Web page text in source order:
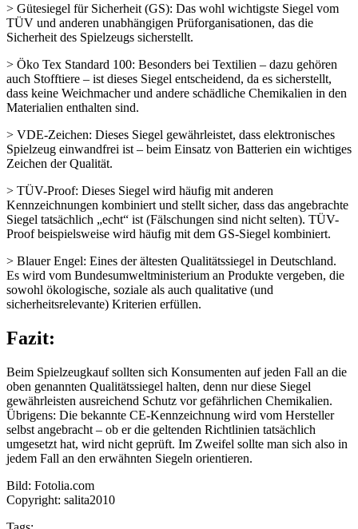
> Gütesiegel für Sicherheit (GS): Das wohl wichtigste Siegel vom
TÜV und anderen unabhängigen Prüforganisationen, das die
Sicherheit des Spielzeugs sicherstellt.
> Öko Tex Standard 100: Besonders bei Textilien – dazu gehören
auch Stofftiere – ist dieses Siegel entscheidend, da es sicherstellt,
dass keine Weichmacher und andere schädliche Chemikalien in den
Materialien enthalten sind.
> VDE-Zeichen: Dieses Siegel gewährleistet, dass elektronisches
Spielzeug einwandfrei ist – beim Einsatz von Batterien ein wichtiges
Zeichen der Qualität.
> TÜV-Proof: Dieses Siegel wird häufig mit anderen
Kennzeichnungen kombiniert und stellt sicher, dass das angebrachte
Siegel tatsächlich „echt“ ist (Fälschungen sind nicht selten). TÜV-
Proof beispielsweise wird häufig mit dem GS-Siegel kombiniert.
> Blauer Engel: Eines der ältesten Qualitätssiegel in Deutschland.
Es wird vom Bundesumweltministerium an Produkte vergeben, die
sowohl ökologische, soziale als auch qualitative (und
sicherheitsrelevante) Kriterien erfüllen.
Fazit:
Beim Spielzeugkauf sollten sich Konsumenten auf jeden Fall an die
oben genannten Qualitätssiegel halten, denn nur diese Siegel
gewährleisten ausreichend Schutz vor gefährlichen Chemikalien.
Übrigens: Die bekannte CE-Kennzeichnung wird vom Hersteller
selbst angebracht – ob er die geltenden Richtlinien tatsächlich
umgesetzt hat, wird nicht geprüft. Im Zweifel sollte man sich also in
jedem Fall an den erwähnten Siegeln orientieren.
Bild: Fotolia.com
Copyright: salita2010